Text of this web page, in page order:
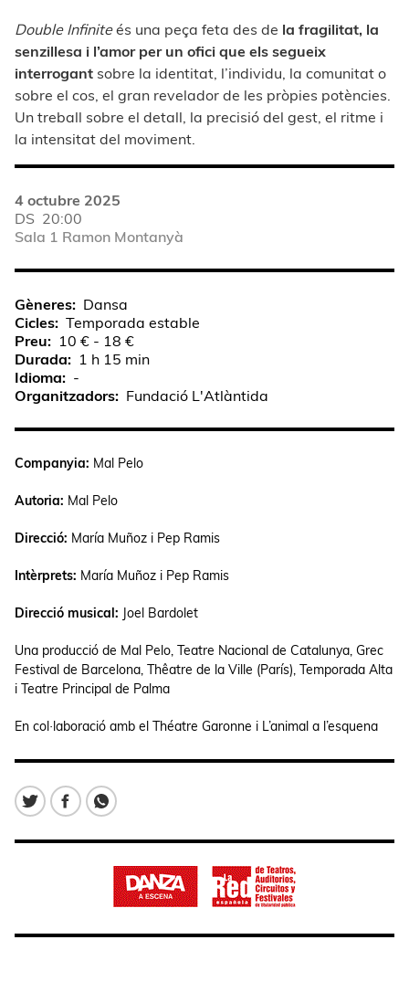
Double Infiniteés una peça feta des de la fragilitat, la
senzillesa i l’amor per un ofici que els segueix
interrogant sobre la identitat, l’individu, la comunitat o
sobre el cos, el gran revelador de les pròpies potències.
Un treball sobre el detall, la precisió del gest, el ritme i
la intensitat del moviment.
4 octubre 2025
DS 20:00
Sala 1 Ramon Montanyà
Gèneres
Dansa
Cicles Temporada estable
Preu
10 € - 18 €
Durada
1 h 15 min
Idioma
-
Organitzadors
Fundació L'Atlàntida
Companyia: Mal Pelo
Autoria: Mal Pelo
Direcció: María Muñoz i Pep Ramis
Intèrprets: María Muñoz i Pep Ramis
Direcció musical: Joel Bardolet
Una producció de Mal Pelo, Teatre Nacional de Catalunya, Grec
Festival de Barcelona, Thêatre de la Ville (París), Temporada Alta
i Teatre Principal de Palma
En col·laboració amb el Théatre Garonne i L’animal a l’esquena